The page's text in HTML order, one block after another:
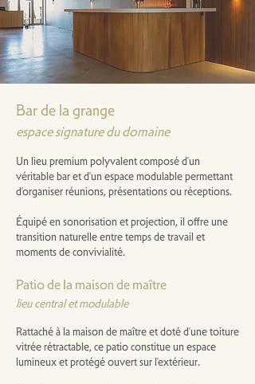
Bar de la grange
espace signature du domaine
Un lieu premium polyvalent composé d’un
véritable bar et d’un espace modulable permettant
d’organiser réunions, présentations ou réceptions.
Équipé en sonorisation et projection, il offre une
transition naturelle entre temps de travail et
moments de convivialité.
Patio de la maison de maître
lieu central et modulable
Rattaché à la maison de maître et doté d’une toiture
vitrée rétractable, ce patio constitue un espace
lumineux et protégé ouvert sur l’extérieur.